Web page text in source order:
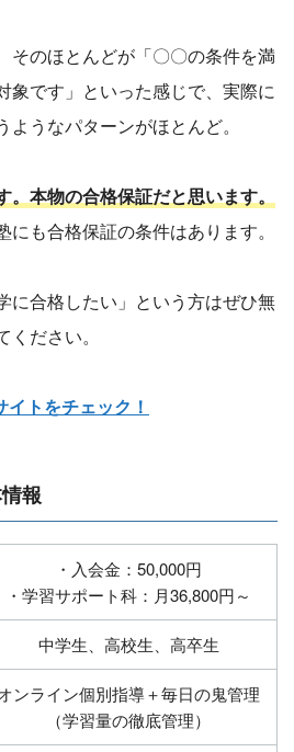
そのほとんどが「〇〇の条件を満
象です」といった感じで、実際に
うなパターンがほとんど。
。本物の合格保証だと思います。
にも合格保証の条件はあります。
に合格したい」という方はぜひ無
ださい。
トをチェック！
報
・入会金：50,000円
・学習サポート科：月36,800円～
中学生、高校生、高卒生
ンライン個別指導＋毎日の鬼管理
（学習量の徹底管理）